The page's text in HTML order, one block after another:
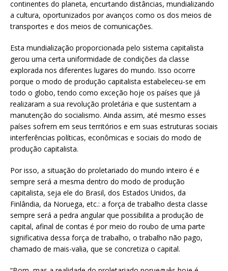
continentes do planeta, encurtando distâncias, mundializando
a cultura, oportunizados por avanços como os dos meios de
transportes e dos meios de comunicações.
Esta mundialização proporcionada pelo sistema capitalista
gerou uma certa uniformidade de condições da classe
explorada nos diferentes lugares do mundo. Isso ocorre
porque o modo de produção capitalista estabeleceu-se em
todo o globo, tendo como exceção hoje os países que já
realizaram a sua revolução proletária e que sustentam a
manutenção do socialismo. Ainda assim, até mesmo esses
países sofrem em seus territórios e em suas estruturas sociais
interferências políticas, econômicas e sociais do modo de
produção capitalista.
Por isso, a situação do proletariado do mundo inteiro é e
sempre será a mesma dentro do modo de produção
capitalista, seja ele do Brasil, dos Estados Unidos, da
Finlândia, da Noruega, etc.: a força de trabalho desta classe
sempre será a pedra angular que possibilita a produção de
capital, afinal de contas é por meio do roubo de uma parte
significativa dessa força de trabalho, o trabalho não pago,
chamado de mais-valia, que se concretiza o capital.